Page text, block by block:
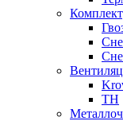
ТН